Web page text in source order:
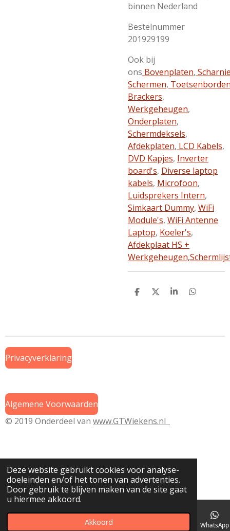
Deze website gebruikt cookies voor analyse-
doeleinden en/of het tonen van advertenties.
Door gebruik te blijven maken van de site gaat
u hiermee akkoord.
Akkoord
binnen Nederland
Bestelnummer
201929199
Ook bij
ons Bovenplaten,
Schermen,
Brackers,
Werkgeheugen,
Onderplaten,
Schermdeksels,
Afdekplaten, LCD Kabels,
DVD Kapjes, Inverter
board's, Diverse laptop
kabels, Microfoon,
Luidsprekers Intern,
Simkaart Dummy, WiFi
Module's, WiFi Antenne
Laptop, Koeler's,
Afdekplaat HS +
Werkgeheugen,
D
D
S
D
Privacyverklaring
Algemene Voorwaarden
© 2019 Onderdeel van www.GTWiekens.nl
Telefoonnummer WhatsApp